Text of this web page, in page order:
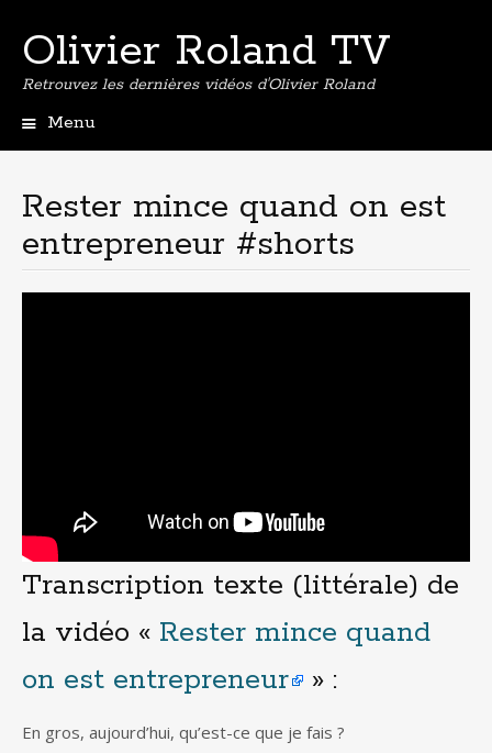
Olivier Roland TV
Retrouvez les dernières vidéos d'Olivier Roland
Menu
principal
Rester mince quand on est
entrepreneur #shorts
Transcription texte (littérale) de
la vidéo « Rester mince quand
on est entrepreneur
» :
En gros, aujourd’hui, qu’est-ce que je fais ?